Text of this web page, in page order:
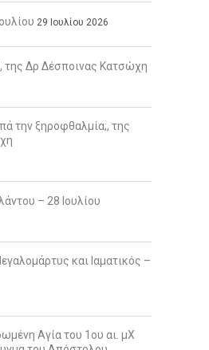
29 Ιουλίου 2026
της Δρ Δέσποινας Κατσώχη
την ξηροφθαλμία;, της
– 28 Ιουλίου
και Ιαματικός –
Αγία του 1ου αι. μΧ